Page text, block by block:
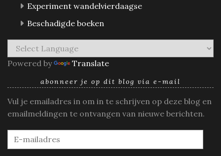
Experiment wandelvierdaagse
Beschadigde boeken
Powered by Translate
abonneer je op dit blog via e-mail
Vul je emailadres in om in te schrijven op deze blog en
emailmeldingen te ontvangen van nieuwe berichten.
E-
mailadres